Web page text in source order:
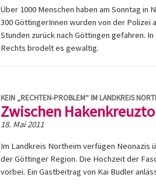
Über 1000 Menschen haben am Sonntag
300 GöttingerInnen wurden von der Polizei
Stunden zurück nach Göttingen gefahren.
Rechts brodelt es gewaltig.
KEIN „RECHTEN-PROBLEM“ IM LANDKREIS
Zwischen
18. Mai 2011
Im Landkreis Northeim verfügen Neonazis
der Göttinger Region. Die Hochzeit der
vorbei. Ein Gastbeitrag von Kai Budler